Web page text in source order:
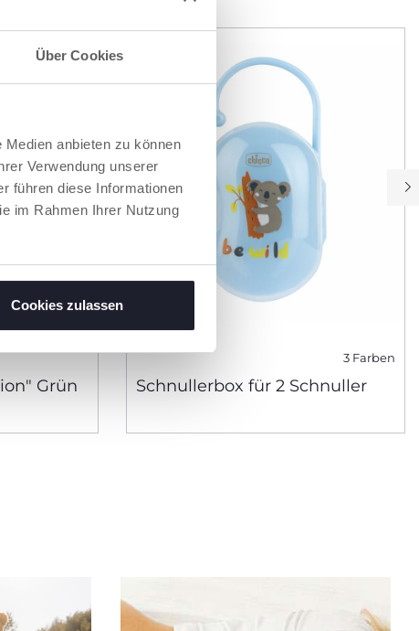
Über Cookies
anbieten zu können
Verwendung unserer
führen diese Informationen
im Rahmen Ihrer Nutzung
Cookies zulassen
Grün
3 Farben
Schnullerbox für 2 Schnuller